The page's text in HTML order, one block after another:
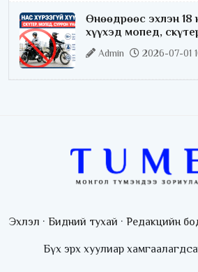
Өнөөдрөөс эхлэн 18
хүүхэд мопед,
Admin 2026-07-01
Эхлэл · Бидний тухай · Редакцийн
Бүх эрх хуулиар